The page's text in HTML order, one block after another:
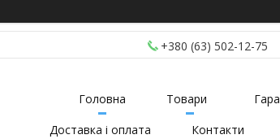
+380 (63) 502-12-75
Головна Товари
Доставка і оплата
Контакти